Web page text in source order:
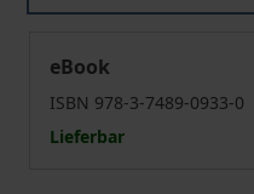
eBook
ISBN 978-3-7489-0933-0
Lieferbar